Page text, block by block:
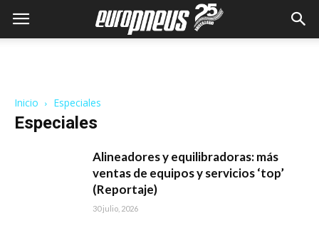
Inicio Especiales
Especiales
Alineadores y equilibradoras: más
ventas de equipos y servicios ‘top’
(Reportaje)
30 julio, 2026